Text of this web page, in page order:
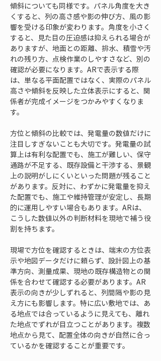
傾斜についても同様です。パネル角度を大き
くすると、列の高さ感や影の伸び方、風の影
響を受ける印象が変わります。角度を小さく
すると、見た目の圧迫感は抑えられる場合が
ありますが、地面との距離、排水、積雪や汚
れの残り方、点検作業のしやすさなど、別の
確認が必要になります。ARで表示する際
は、単なる平面配置ではなく、実際のパネル
高さや傾斜を反映した立体表示にすると、関
係者が完成イメージをつかみやすくなりま
す。
方位と傾斜の比較では、発電量の数値だけに
注目しすぎないことも大切です。発電量の試
算上は有利な配置でも、施工が難しい、保守
通路が不足する、既存設備と干渉する、景観
上の説明がしにくいといった問題が残ること
があります。反対に、わずかに発電量を抑え
た配置でも、施工や維持管理が安定し、長期
的に運用しやすい場合もあります。ARは、
こうした数値以外の判断材料を現地で補う役
割を持ちます。
現場で方位を確認するときは、端末の方位表
示や地図データだけに頼らず、設計図上の基
準方向、測量成果、現地の既存構造物との関
係を合わせて確認する必要があります。AR
表示の向きが少しずれると、列間隔や影の見
え方にも影響します。特に広い敷地では、あ
る地点では合っているように見えても、離れ
た地点でずれが目立つことがあります。複数
地点から見て、配置全体の向きが自然に合っ
ているかを確認することが重要です。